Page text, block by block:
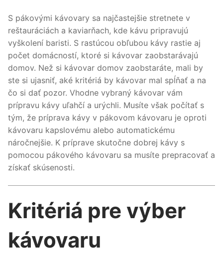
S pákovými kávovary sa najčastejšie stretnete v
reštauráciách a kaviarňach, kde kávu pripravujú
vyškolení baristi. S rastúcou obľubou kávy rastie aj
počet domácností, ktoré si kávovar zaobstarávajú
domov. Než si kávovar domov zaobstaráte, mali by
ste si ujasniť, aké kritériá by kávovar mal spĺňať a na
čo si dať pozor. Vhodne vybraný kávovar vám
prípravu kávy uľahčí a urýchli. Musíte však počítať s
tým, že príprava kávy v pákovom kávovaru je oproti
kávovaru kapslovému alebo automatickému
náročnejšie. K príprave skutočne dobrej kávy s
pomocou pákového kávovaru sa musíte prepracovať a
získať skúsenosti.
Kritériá pre výber
kávovaru